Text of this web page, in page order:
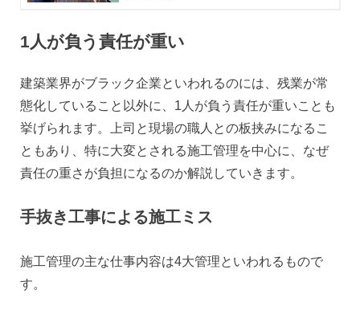
1人が負う責任が重い
建築業界がブラック企業といわれるのには、残業が常
態化していること以外に、1人が負う責任が重いことも
挙げられます。上司と現場の職人との板挟みになるこ
ともあり、特に大変とされる施工管理を中心に、なぜ
責任の重さが負担になるのか解説していきます。
手抜き工事による施工ミス
施工管理の主な仕事内容は4大管理といわれるもので
す。